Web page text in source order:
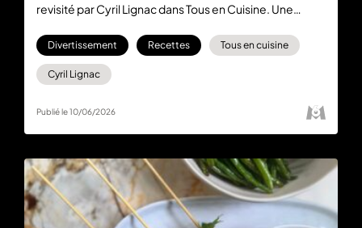
revisité par Cyril Lignac dans Tous en Cuisine. Une
petits gâteaux irrésistibles.
Divertissement Recettes Tous en cuisine
Cyril Lignac
Publié le 10/06/2026